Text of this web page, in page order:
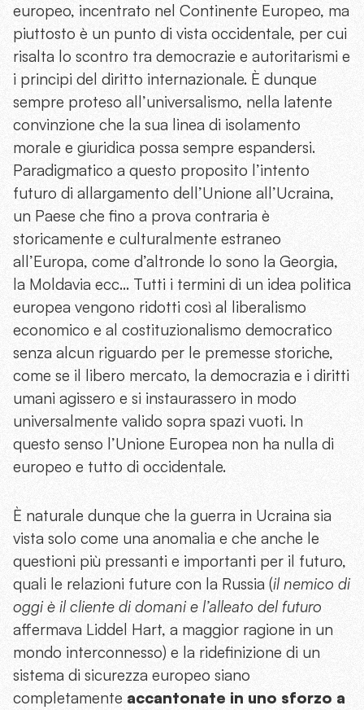
europeo, incentrato nel Continente Europeo, ma
piuttosto è un punto di vista occidentale, per cui
risalta lo scontro tra democrazie e autoritarismi e
i principi del diritto internazionale. È dunque
sempre proteso all’universalismo, nella latente
convinzione che la sua linea di isolamento
morale e giuridica possa sempre espandersi.
Paradigmatico a questo proposito l’intento
futuro di allargamento dell’Unione all’Ucraina,
un Paese che fino a prova contraria è
storicamente e culturalmente estraneo
all’Europa, come d’altronde lo sono la Georgia,
la Moldavia ecc… Tutti i termini di un idea politica
europea vengono ridotti così al liberalismo
economico e al costituzionalismo democratico
senza alcun riguardo per le premesse storiche,
come se il libero mercato, la democrazia e i diritti
umani agissero e si instaurassero in modo
universalmente valido sopra spazi vuoti. In
questo senso l’Unione Europea non ha nulla di
europeo e tutto di occidentale.
È naturale dunque che la guerra in Ucraina sia
vista solo come una anomalia e che anche le
questioni più pressanti e importanti per il futuro,
quali le relazioni future con la Russia (il nemico di
oggi è il cliente di domani e l’alleato del futuro
affermava Liddel Hart, a maggior ragione in un
mondo interconnesso) e la ridefinizione di un
sistema di sicurezza europeo siano
completamente accantonate in uno sforzo a